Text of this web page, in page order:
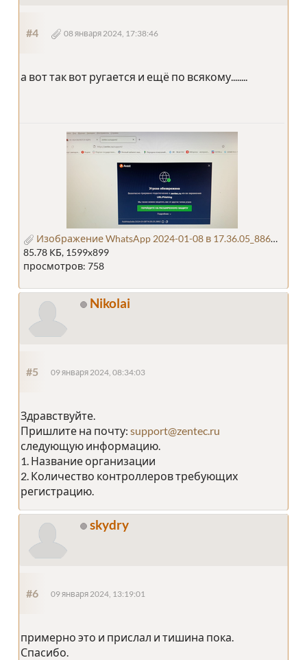
#4 08 января 2024, 17:38:46
а вот так вот ругается и ещё по всякому........
Изображение WhatsApp 2024-01-08 в 17.36.05_88647baa.jpg
85.78 КБ, 1599x899
просмотров: 758
Nikolai
#5 09 января 2024, 08:34:03
Здравствуйте.
Пришлите на почту: support@zentec.ru
следующую информацию.
1. Название организации
2. Количество контроллеров требующих
регистрацию.
skydry
#6 09 января 2024, 13:19:01
примерно это и прислал и тишина пока.
Спасибо.